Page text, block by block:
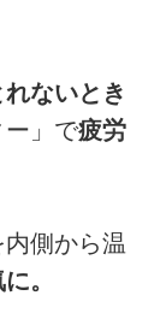
ないとき
ー」で疲労
側から温
。